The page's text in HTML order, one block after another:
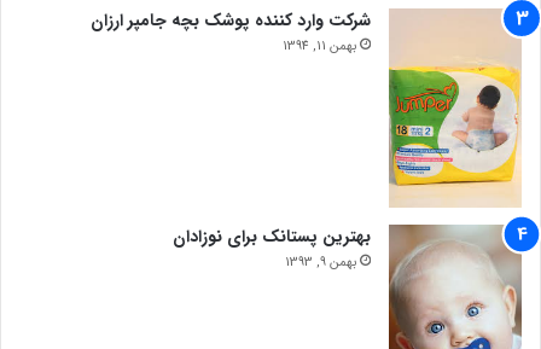
شرکت وارد کننده پوشک بچه جامپر ارزان
بهمن 11, 1394
بهترین پستانک برای نوزادان
بهمن 9, 1393